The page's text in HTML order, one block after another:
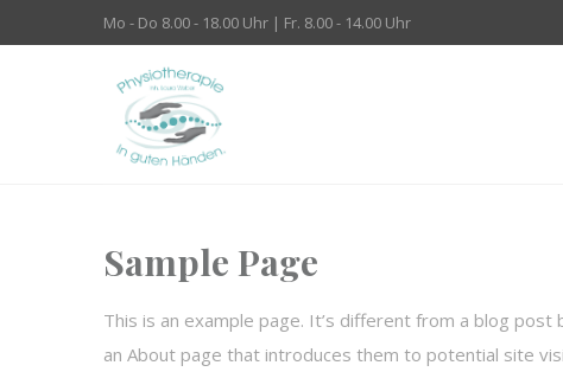
Mo - Do 8.00 - 18.00 Uhr | Fr. 8.00 - 14.00 Uhr
Sample Page
This is an example page. It’s different from a blog
an About page that introduces them to potential site